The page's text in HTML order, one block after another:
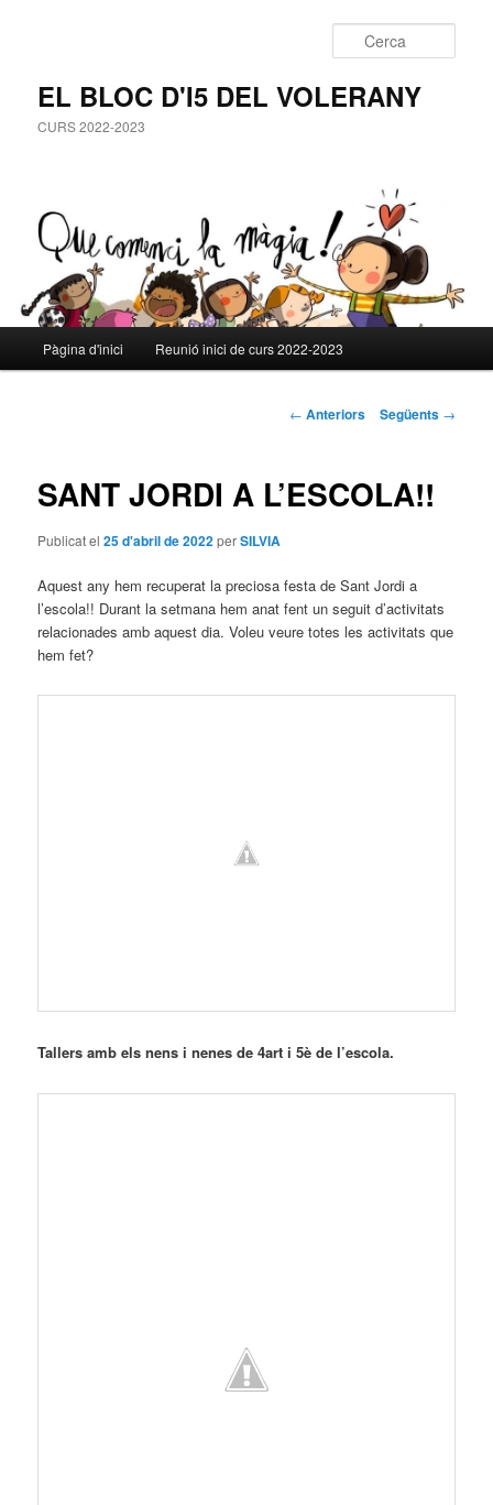
EL BLOC D'I5 DEL VOLERANY
CURS 2022-2023
principal
Aneu
principal
Pàgina d'inici Reunió inici de curs 2022-2023
Navegació
← Anteriors Següents →
SANT JORDI A L’ESCOLA!!
Publicat el25 d'abril de 2022perSILVIA
Aquest any hem recuperat la preciosa festa de Sant Jordi a
l’escola!! Durant la setmana hem anat fent un seguit d’activitats
relacionades amb aquest dia. Voleu veure totes les activitats que
hem fet?
Tallers amb els nens i nenes de 4art i 5è de l’escola.